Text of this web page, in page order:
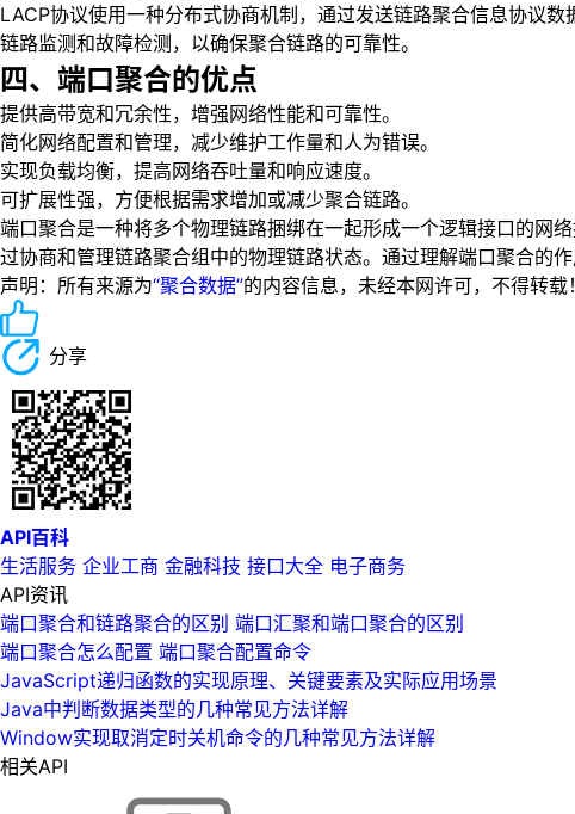
LACP协议使用一种分布式协商机制，通过发送链路聚合信息协
链路监测和故障检测，以确保聚合链路的可靠性。
四、端口聚合的优点
提供高带宽和冗余性，增强网络性能和可靠性。
简化网络配置和管理，减少维护工作量和人为错误。
实现负载均衡，提高网络吞吐量和响应速度。
可扩展性强，方便根据需求增加或减少聚合链路。
端口聚合是一种将多个物理链路捆绑在一起形成一个逻辑接口的网
过协商和管理链路聚合组中的物理链路状态。通过理解端口聚合的
声明：所有来源为“聚合数据”的内容信息，未经本网许可，不得转
分享
API百科
生活服务 企业工商 金融科技 接口大全 电子商务
API资讯
端口聚合和链路聚合的区别 端口汇聚和端口聚合的区别
端口聚合怎么配置 端口聚合配置命令
JavaScript递归函数的实现原理、关键要素及实际应用场景
Java中判断数据类型的几种常见方法详解
Window实现取消定时关机命令的几种常见方法详解
相关API